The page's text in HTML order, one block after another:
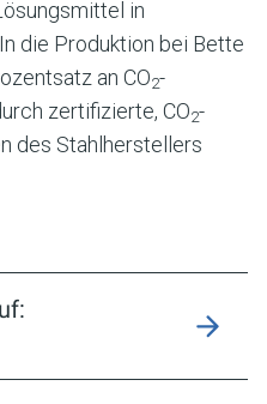
in
die Produktion bei Bette
an CO2-
zertifizierte, CO2-
des Stahlherstellers